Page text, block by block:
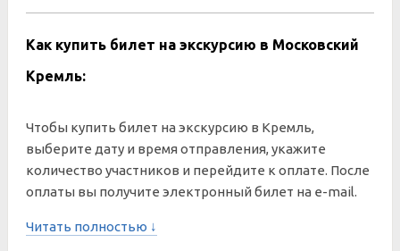
Как купить билет на экскурсию в Московский
Кремль:
Чтобы купить билет на экскурсию в Кремль,
выберите дату и время отправления, укажите
количество участников и перейдите к оплате. После
оплаты вы получите электронный билет на e-mail.
Читать полностью ↓